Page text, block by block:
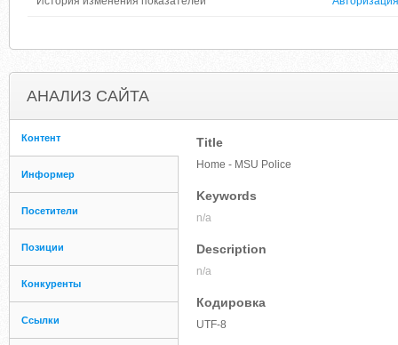
АНАЛИЗ САЙТА
Контент
Информер
Посетители
Позиции
Конкуренты
Ссылки
Title
Home - MSU Police
Keywords
n/a
Description
n/a
Кодировка
UTF-8